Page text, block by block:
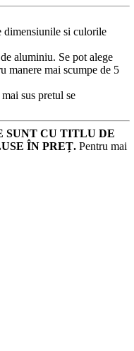
dimensiunile si culorile
aluminiu. Se pot alege
manere mai scumpe de 5
sus pretul se
SUNT CU TITLU DE
ÎN PREȚ. Pentru mai